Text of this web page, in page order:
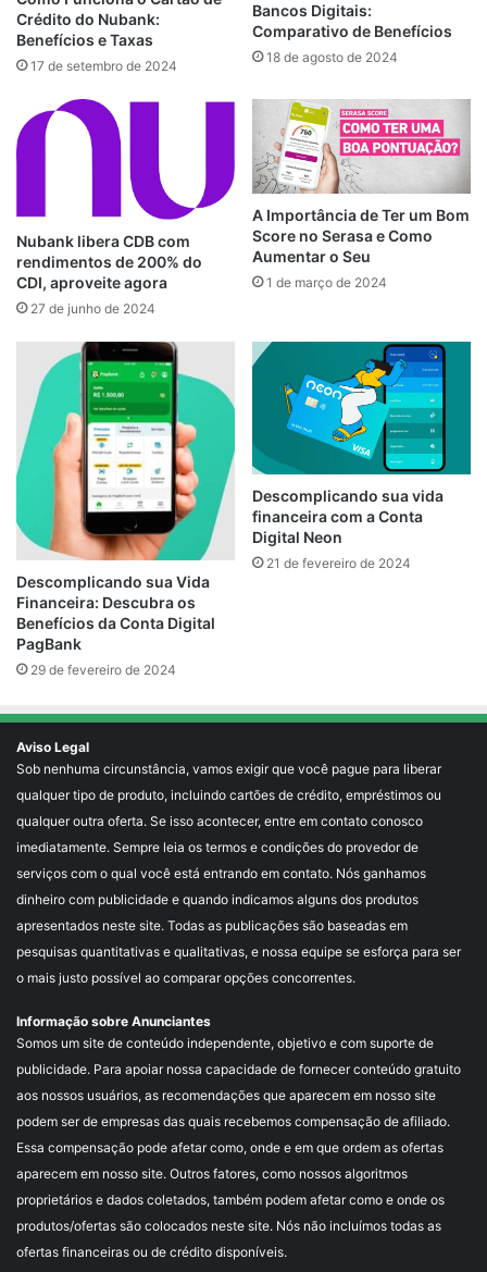
Crédito do Nubank:
Benefícios e Taxas
17 de setembro de 2024
Bancos Digitais:
Comparativo de Benefícios
18 de agosto de 2024
Nubank libera CDB com
rendimentos de 200% do
CDI, aproveite agora
27 de junho de 2024
A Importância de Ter um Bom
Score no Serasa e Como
Aumentar o Seu
1 de março de 2024
Descomplicando sua Vida
Financeira: Descubra os
Benefícios da Conta Digital
PagBank
29 de fevereiro de 2024
Descomplicando sua vida
financeira com a Conta
Digital Neon
21 de fevereiro de 2024
Aviso Legal
Sob nenhuma circunstância, vamos exigir que você pague para liberar
qualquer tipo de produto, incluindo cartões de crédito, empréstimos ou
qualquer outra oferta. Se isso acontecer, entre em contato conosco
imediatamente. Sempre leia os termos e condições do provedor de
serviços com o qual você está entrando em contato. Nós ganhamos
dinheiro com publicidade e quando indicamos alguns dos produtos
apresentados neste site. Todas as publicações são baseadas em
pesquisas quantitativas e qualitativas, e nossa equipe se esforça para ser
o mais justo possível ao comparar opções concorrentes.
Informação sobre Anunciantes
Somos um site de conteúdo independente, objetivo e com suporte de
publicidade. Para apoiar nossa capacidade de fornecer conteúdo gratuito
aos nossos usuários, as recomendações que aparecem em nosso site
podem ser de empresas das quais recebemos compensação de afiliado.
Essa compensação pode afetar como, onde e em que ordem as ofertas
aparecem em nosso site. Outros fatores, como nossos algoritmos
proprietários e dados coletados, também podem afetar como e onde os
produtos/ofertas são colocados neste site. Nós não incluímos todas as
ofertas financeiras ou de crédito disponíveis.